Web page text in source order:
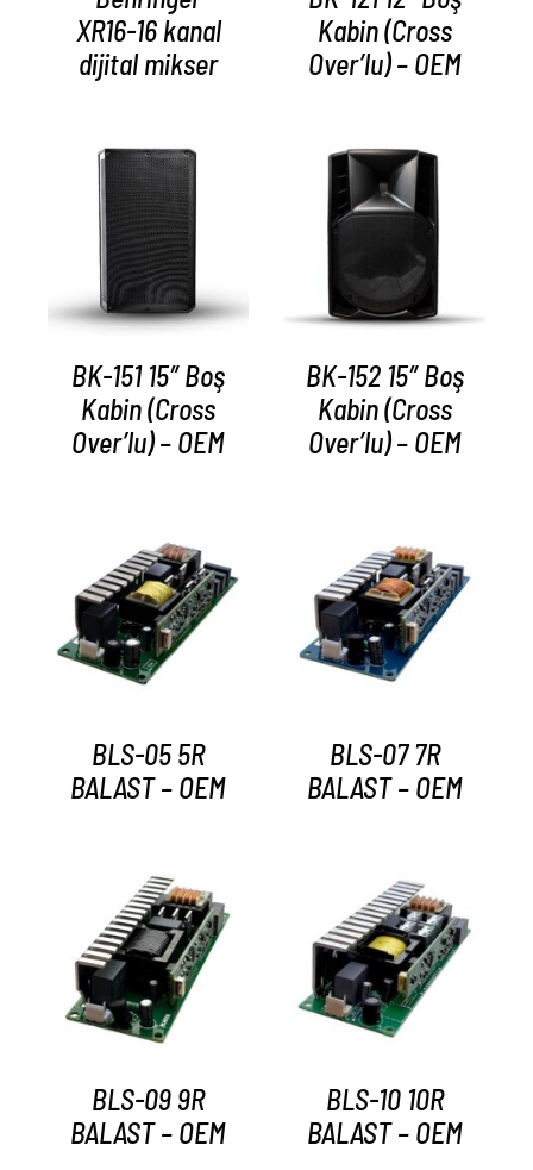
XR16-16 kanal
dijital mikser
Kabin (Cross
Over’lu) – OEM
AYRINTILAR
BK-151 15″ Boş
Kabin (Cross
Over’lu) – OEM
BK-152 15″ Boş
Kabin (Cross
Over’lu) – OEM
AYRINTILAR
BLS-05 5R
BALAST – OEM
AYRINTILAR
BLS-07 7R
BALAST – OEM
AYRINTILAR
BLS-09 9R
BALAST – OEM
AYRINTILAR
BLS-10 10R
BALAST – OEM